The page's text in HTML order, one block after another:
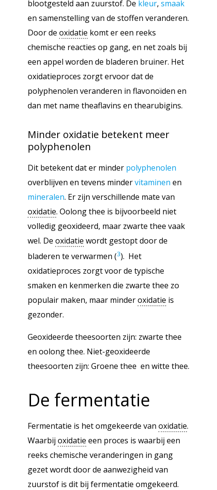
blootgesteld aan zuurstof. De kleur, smaak
en samenstelling van de stoffen veranderen.
Door de oxidatie komt er een reeks
chemische reacties op gang, en net zoals bij
een appel worden de bladeren bruiner. Het
oxidatieproces zorgt ervoor dat de
polyphenolen veranderen in flavonoïden en
dan met name theaflavins en thearubigins.
Minder oxidatie betekent meer
polyphenolen
Dit betekent dat er minder polyphenolen
overblijven en tevens mindervitaminen en
mineralen. Er zijn verschillende mate van
oxidatie. Oolong thee is bijvoorbeeld niet
volledig geoxideerd, maar zwarte thee vaak
wel. De oxidatie wordt gestopt door de
bladeren te verwarmen (3). Het
oxidatieproces zorgt voor de typische
smaken en kenmerken die zwarte thee zo
populair maken, maar minderoxidatie is
gezonder.
Geoxideerde theesoorten zijn: zwarte thee
en oolong thee. Niet-geoxideerde
theesoorten zijn: Groene thee en witte thee.
De fermentatie
Fermentatie is het omgekeerde van oxidatie.
Waarbij oxidatie een proces is waarbij een
reeks chemische veranderingen in gang
gezet wordt door de aanwezigheid van
zuurstof is dit bij fermentatie omgekeerd.